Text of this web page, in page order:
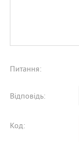
Питання:
Відповідь:
Код: